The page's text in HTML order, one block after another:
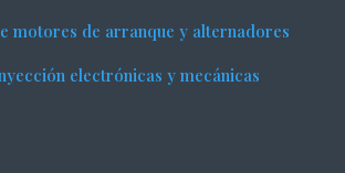
motores de arranque y alternadores
electrónicas y mecánicas